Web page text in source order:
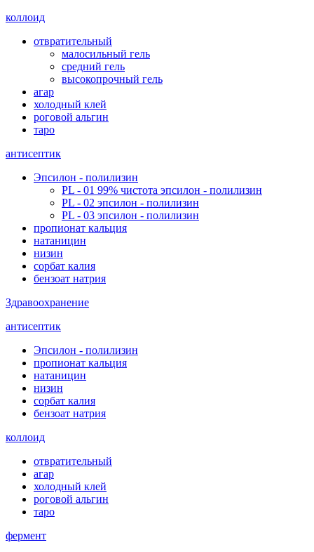
коллоид
отвратительный
малосильный гель
средний гель
высокопрочный гель
агар
холодный клей
роговой альгин
таро
антисептик
Эпсилон - полилизин
PL - 01 99% чистота эпсилон - полилизин
PL - 02 эпсилон - полилизин
PL - 03 эпсилон - полилизин
пропионат кальция
натаницин
низин
сорбат калия
бензоат натрия
Здравоохранение
антисептик
Эпсилон - полилизин
пропионат кальция
натаницин
низин
сорбат калия
бензоат натрия
коллоид
отвратительный
агар
холодный клей
роговой альгин
таро
фермент